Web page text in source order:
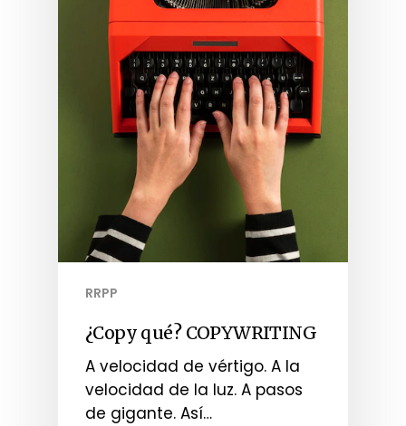
RRPP
¿Copy qué? COPYWRITING
A velocidad de vértigo. A la
velocidad de la luz. A pasos
de gigante. Así…